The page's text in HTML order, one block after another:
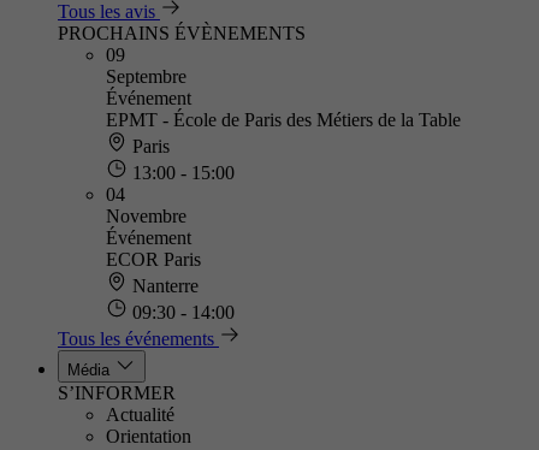
Tous les avis
PROCHAINS ÉVÈNEMENTS
09
Septembre
Événement
EPMT - École de Paris des Métiers de la Table
Paris
13:00 - 15:00
04
Novembre
Événement
ECOR Paris
Nanterre
09:30 - 14:00
Tous les événements
Média
S’INFORMER
Actualité
Orientation